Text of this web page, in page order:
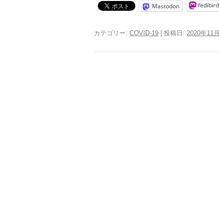
Mastodon fedibird
カテゴリー: COVID-19 | 投稿日: 2020年11